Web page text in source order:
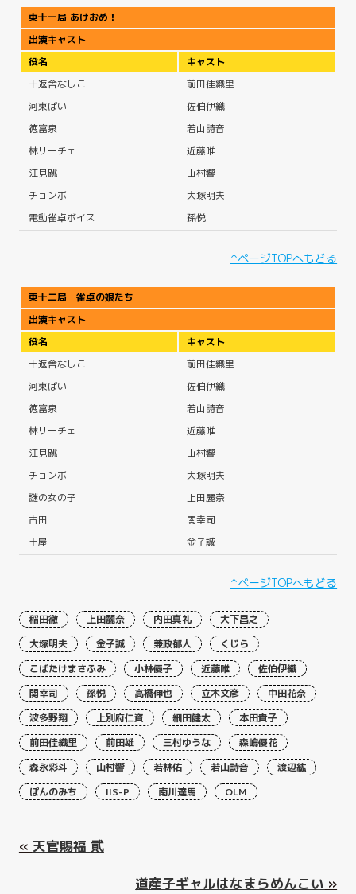
東十一局 あけおめ！
出演キャスト
役名
キャスト
十返舎なしこ
前田佳織里
河東ぱい
佐伯伊織
徳富泉
若山詩音
林リーチェ
近藤唯
江見跳
山村響
チョンボ
大塚明夫
電動雀卓ボイス
孫悦
↑ページTOPへもどる
東十二局 雀卓の娘たち
出演キャスト
役名
キャスト
十返舎なしこ
前田佳織里
河東ぱい
佐伯伊織
徳富泉
若山詩音
林リーチェ
近藤唯
江見跳
山村響
チョンボ
大塚明夫
謎の女の子
上田麗奈
古田
関幸司
土屋
金子誠
↑ページTOPへもどる
稲田徹 上田麗奈 内田真礼
大下昌之
大塚明夫
金子誠 兼政郁人
くじら
こばたけまさふみ
小林優子 近藤唯
佐伯伊織
関幸司
孫悦 高橋伸也 立木文彦
中田花奈
波多野翔
上別府仁資 細田健太
本田貴子
前田佳織里
前田雄 三村ゆうな
森嶋優花
森永彩斗
山村響 若林佑 若山詩音
渡辺紘
ぽんのみち
IIS-P 南川達馬 OLM
« 天官賜福 貮
道産子ギャルはなまらめんこい »